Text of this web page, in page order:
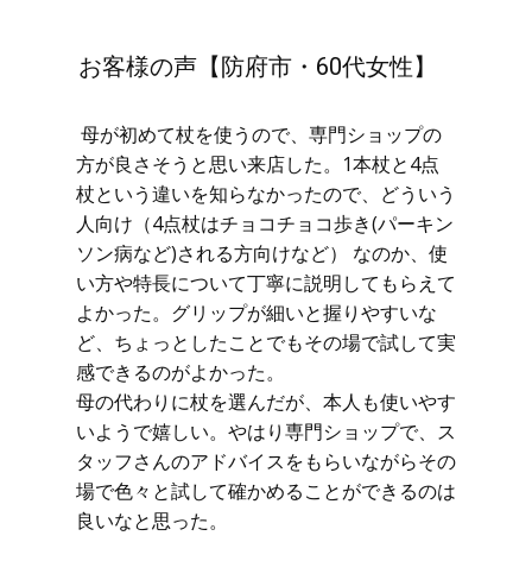
お客様の声【防府市・60代女性】
母が初めて杖を使うので、専門ショップの
方が良さそうと思い来店した。1本杖と4点
杖という違いを知らなかったので、どういう
人向け（4点杖はチョコチョコ歩き(パーキン
ソン病など)される方向けなど） なのか、使
い方や特長について丁寧に説明してもらえて
よかった。グリップが細いと握りやすいな
ど、ちょっとしたことでもその場で試して実
感できるのがよかった。
母の代わりに杖を選んだが、本人も使いやす
いようで嬉しい。やはり専門ショップで、ス
タッフさんのアドバイスをもらいながらその
場で色々と試して確かめることができるのは
良いなと思った。